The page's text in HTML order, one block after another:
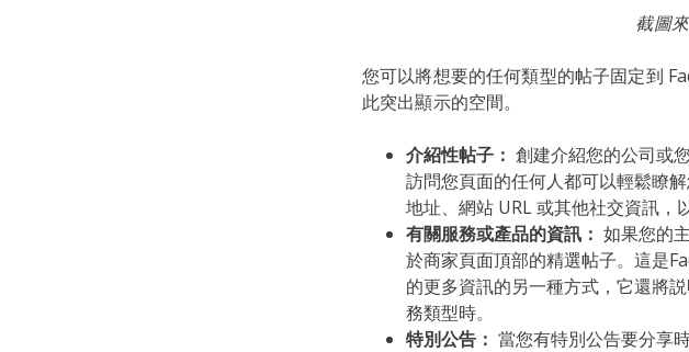
截圖
您可以將想要的任何類型的帖子固定到
此突出顯示的空間。
介紹性帖子： 創建介紹您的公司或
訪問您頁面的任何人都可以輕鬆瞭
地址、網站 URL 或其他社交資訊，
有關服務或產品的資訊： 如果您的
於商家頁面頂部的精選帖子。這是
的更多資訊的另一種方式，它還將
務類型時。
特別公告： 當您有特別公告要分享